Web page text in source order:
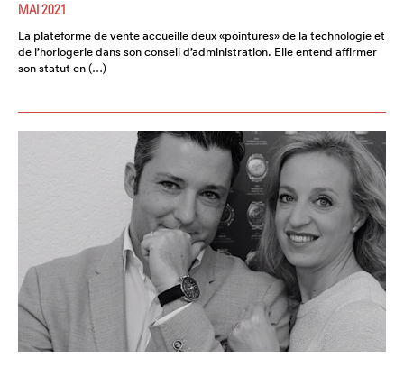
MAI 2021
La plateforme de vente accueille deux «pointures» de la technologie et
de l’horlogerie dans son conseil d’administration. Elle entend affirmer
son statut en (…)